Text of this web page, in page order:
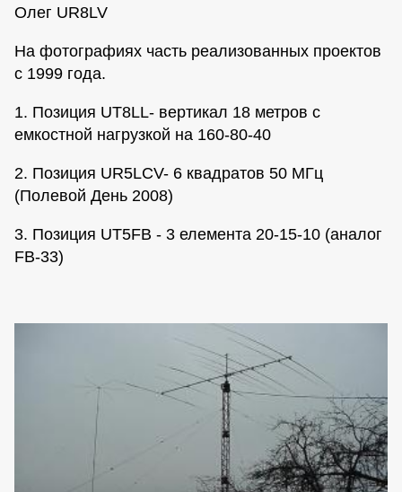
Олег UR8LV
На фотографиях часть реализованных проектов
с 1999 года.
1. Позиция UT8LL- вертикал 18 метров с
емкостной нагрузкой на 160-80-40
2. Позиция UR5LCV- 6 квадратов 50 МГц
(Полевой День 2008)
3. Позиция UT5FB - 3 елемента 20-15-10 (аналог
FB-33)